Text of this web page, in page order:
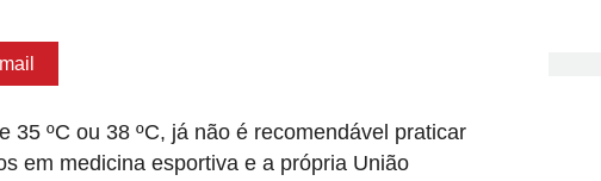
ºC ou 38 ºC, já não é recomendável praticar
em medicina esportiva e a própria União